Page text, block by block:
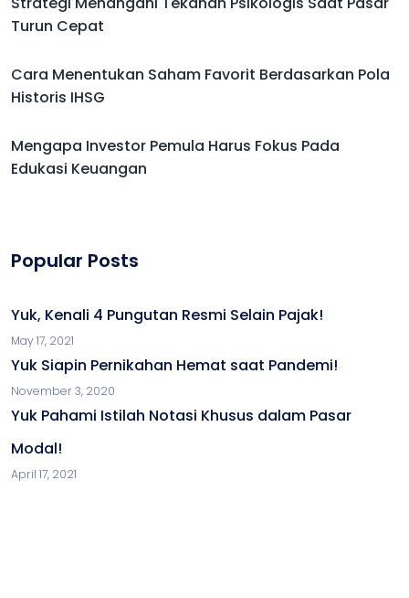
Turun Cepat
Cara Menentukan Saham Favorit Berdasarkan Pola
Historis IHSG
Mengapa Investor Pemula Harus Fokus Pada
Edukasi Keuangan
Popular Posts
Yuk, Kenali 4 Pungutan Resmi Selain Pajak!
May 17, 2021
Yuk Siapin Pernikahan Hemat saat Pandemi!
November 3, 2020
Yuk Pahami Istilah Notasi Khusus dalam Pasar
Modal!
April 17, 2021